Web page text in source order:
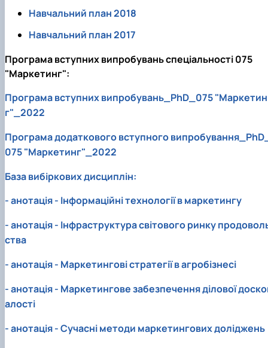
Навчальний план 2018
Навчальний план 2017
Програма вступних випробувань спеціальності 075
"Маркетинг":
Програма вступних випробувань_PhD_075 "Маркетин
г"_2022
Програма додаткового вступного
075 "Маркетинг"_2022
База вибіркових дисциплін:
- анотація - Інформаційні технології в маркетингу
- анотація - Інфраструктура світового ринку
ства
- анотація - Маркетингові стратегії в агробізнесі
- анотація - Маркетингове забезпечення ділової
алості
- анотація - Сучасні методи маркетингових доліджень